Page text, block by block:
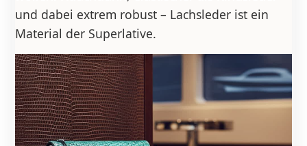
und dabei extrem robust – Lachsleder ist ein
Material der Superlative.